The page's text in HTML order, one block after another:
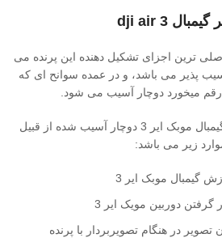
گیمبالdji air 3
ترین اجزای تشکیل دهنده این پرنده می
پذیر می باشد، و در عمده سوانح ای که
علائمی که نشان می دهد گیمبال موبک ایر 3 دوچار آسیب شده از قبیل
زیر می باشد:
گیمبال موبک ایر 3
گرفتن دوربین مویک ایر 3
در هنگام تصویربردار با پرنده